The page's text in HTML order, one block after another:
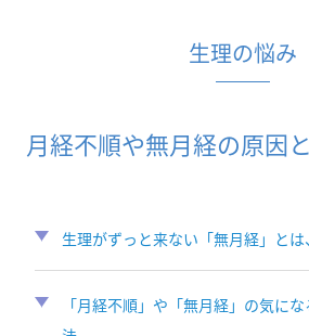
生理の悩み
月経不順や無月経の原因
生理がずっと来ない「無月経」とは
「月経不順」や「無月経」の気に